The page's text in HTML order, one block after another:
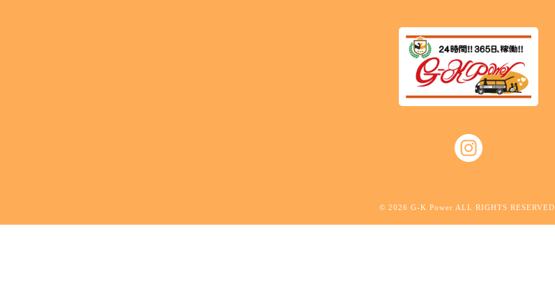
© 2026 G-K Power ALL RIGHTS RESERVED.